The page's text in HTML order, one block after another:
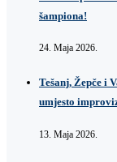
šampiona!
24. Maja 2026.
Tešanj, Žepče i
umjesto
13. Maja 2026.